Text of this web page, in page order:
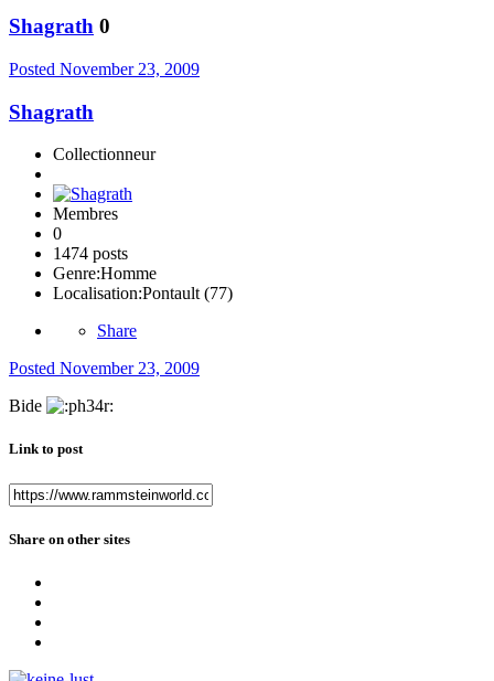
Shagrath 0
Posted November 23, 2009
Shagrath
Collectionneur
Membres
0
1474 posts
Genre:Homme
Localisation:Pontault (77)
Share
Posted November 23, 2009
Bide
Link to post
Share on other sites